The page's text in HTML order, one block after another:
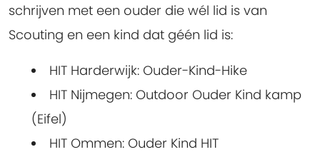
schrijven met een ouder die wél lid is van
Scouting en een kind dat géén lid is:
HIT Harderwijk: Ouder-Kind-Hike
HIT Nijmegen: Outdoor Ouder Kind kamp
(Eifel)
HIT Ommen: Ouder Kind HIT